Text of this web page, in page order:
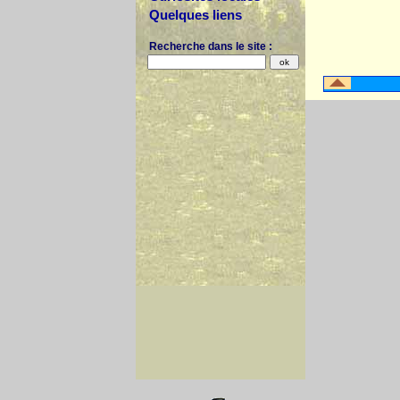
Quelques liens
Recherche dans le site :